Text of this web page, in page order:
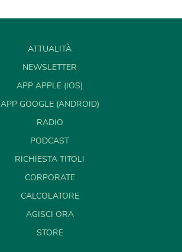
ATTUALITÀ
NEWSLETTER
APP APPLE (IOS)
APP GOOGLE (ANDROID)
RADIO
PODCAST
RICHIESTA TITOLI
CORPORATE
CALCOLATORE
AGISCI ORA
STORE